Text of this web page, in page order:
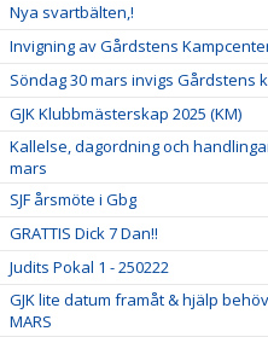
Nya svartbälten,!
Invigning av Gårdstens
Söndag 30 mars invigs Gårdstens
GJK Klubbmästerskap 2025 (KM)
Kallelse, dagordning och
mars
SJF årsmöte i Gbg
GRATTIS Dick 7 Dan!!
Judits Pokal 1 - 250222
GJK lite datum framåt & hjälp
MARS